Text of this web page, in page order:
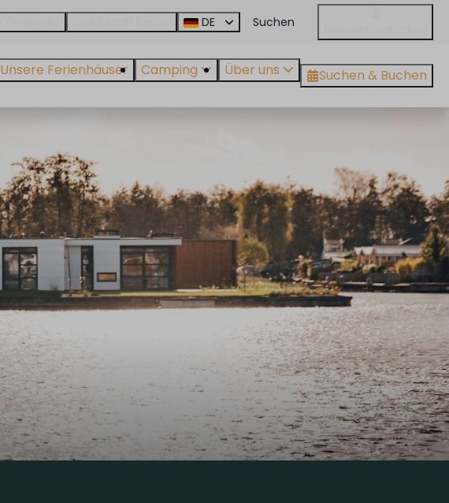
DE
Unsere Ferienhäuser Camping Über uns Suchen & Buchen